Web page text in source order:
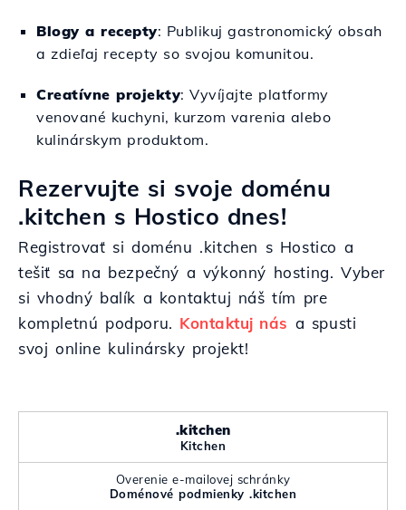
Blogy a recepty: Publikuj gastronomický obsah
a zdieľaj recepty so svojou komunitou.
Creatívne projekty: Vyvíjajte platformy
venované kuchyni, kurzom varenia alebo
kulinárskym produktom.
Rezervujte si svoje doménu
.kitchen s Hostico dnes!
Registrovať si doménu .kitchen s Hostico a
tešiť sa na bezpečný a výkonný hosting. Vyber
si vhodný balík a kontaktuj náš tím pre
kompletnú podporu. Kontaktuj nás a spusti
svoj online kulinársky projekt!
.kitchen
Kitchen
Overenie e-mailovej schránky
Doménové podmienky .kitchen